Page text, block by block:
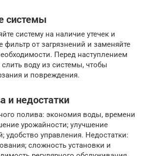
системы
систему на наличие утечек и
фильтр от загрязнений и заменяйте
Перед наступлением
воду из системы, чтобы
и повреждения.
и недостатки
полива: экономия воды, времени
урожайности; улучшение
удобство управления. Недостатки:
сложность установки и